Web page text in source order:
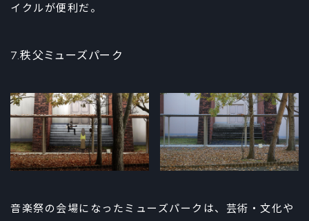
イクルが便利だ。
7.秩父ミューズパーク
音楽祭の会場になったミューズパークは、芸術・文化や